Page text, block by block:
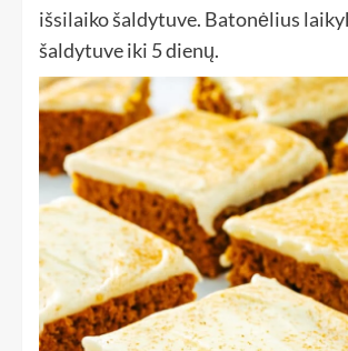
išsilaiko šaldytuve. Batonėlius
šaldytuve iki 5 dienų.